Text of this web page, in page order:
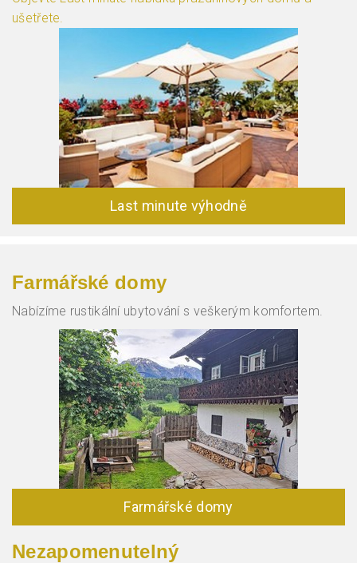
ušetřete.
Last minute výhodně
Farmářské domy
Nabízíme rustikální ubytování s veškerým komfortem.
Farmářské domy
Nezapomenutelný